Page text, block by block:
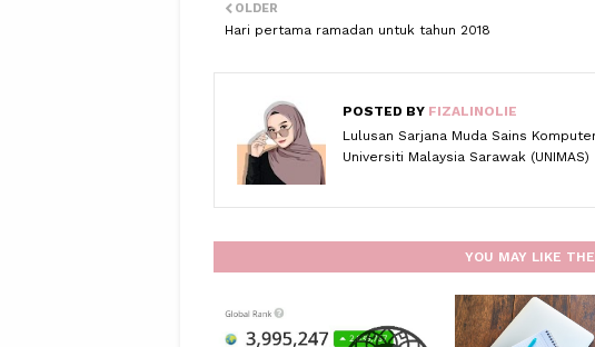
OLDER
Hari pertama ramadan untuk tahun 2018
POSTED BY FIZALINOLIE
Lulusan Sarjana Muda Sains
Universiti Malaysia Sarawak (UNIMAS)
YOU MAY LIKE